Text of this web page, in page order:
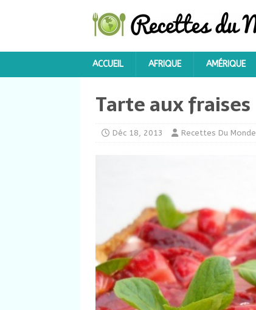
ACCUEIL AFRIQUE AMÉRIQUE
Tarte aux fraises
Déc 18, 2013 Recettes Du Monde